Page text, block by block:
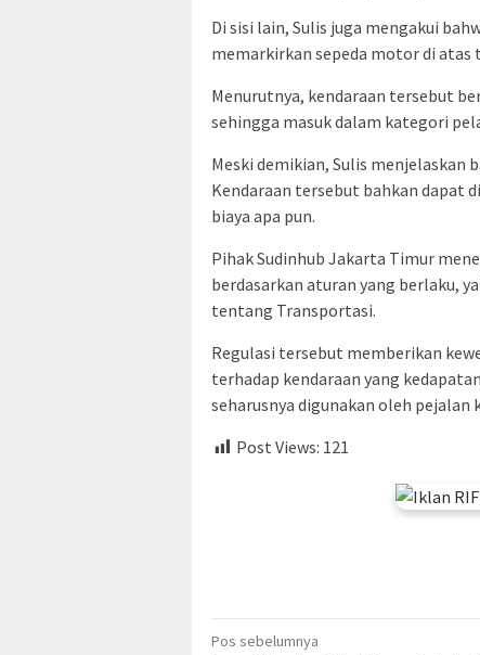
Di sisi lain, Sulis juga mengakui
memarkirkan sepeda motor di atas
Menurutnya, kendaraan tersebut
sehingga masuk dalam kategori
Meski demikian, Sulis menjelaskan
Kendaraan tersebut bahkan dapat
biaya apa pun.
Pihak Sudinhub Jakarta Timur
berdasarkan aturan yang berlaku,
tentang Transportasi.
Regulasi tersebut memberikan
terhadap kendaraan yang
seharusnya digunakan oleh pejalan
Post Views: 121
Navigasi
Pos sebelumnya